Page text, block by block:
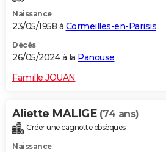
Destinations
City break
Voyage nature
Voyage de noces
Forum
Climat
+PHOTO
GUIDES D'ACHAT
Carte de Noël
Carte Bonne année
Carte Saint-Valentin
Carte Pâques
Carte d'anniversaire
DICTIONNAIRE
Dictionnaire
Biographies
Citations
Expressions
Proverbes
PROGRAMME TV
Naissance
23/05/1958 à Cormeilles-en-Parisis
Décès
26/05/2024 à la Panouse
Famille JOUAN
Aliette MALIGE (74 ans)
Créer une cagnotte obsèques
Naissance